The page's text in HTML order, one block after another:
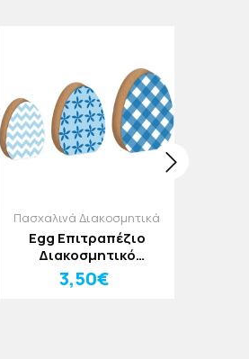
Πασχαλινά Διακοσμητικά
Egg Επιτραπέζιο
Διακοσμητικό
Πασχαλινό Αυγό
Γαλάζιο Καρό 11x15cm
3,50€